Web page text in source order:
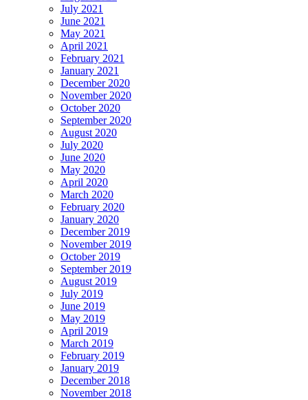
July 2021
June 2021
May 2021
April 2021
February 2021
January 2021
December 2020
November 2020
October 2020
September 2020
August 2020
July 2020
June 2020
May 2020
April 2020
March 2020
February 2020
January 2020
December 2019
November 2019
October 2019
September 2019
August 2019
July 2019
June 2019
May 2019
April 2019
March 2019
February 2019
January 2019
December 2018
November 2018